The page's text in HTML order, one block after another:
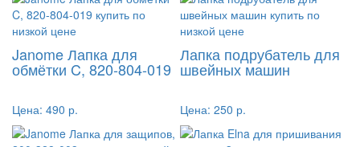
Janome Лапка для
обмётки C, 820-804-019
Цена: 490 р.
Лапка подрубатель для
швейных машин
Цена: 250 р.